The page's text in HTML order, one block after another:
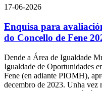
17-06-2026
Enquisa para
do Concello de Fene
Dende a Área de Igualdade
Igualdade de Oportunidades
Fene (en adiante PIOMH),
decembro de 2023. Unha vez